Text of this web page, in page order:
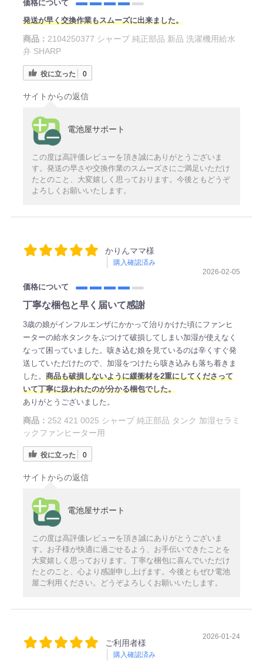
価格について
発送が早く交換作業もスムーズに出来ました。
商品： 2104250377 シャープ 純正部品 新品 洗濯機用給水
弁 SHARP
役に立った 0
サイトからの返信
電池屋サポート
この度は高評価レビューを頂き誠にありがとうございま
す。発送の早さや交換作業のスムーズさにご満足いただけ
たとのこと、大変嬉しく思っております。今後ともどうぞ
よろしくお願いいたします。
かりんママ様
購入確認済み
2026-02-05
価格について
丁寧な梱包と早く届いて感謝
3歳の娘がインフルエンザにかかって治りかけた頃にファンヒ
ーターの給水タンクをぶつけて破損してしまい加湿が使えなく
なって困っていました。咳き込む娘を見ているのは辛くすぐ発
送していただけたので、加湿をつけたら咳き込みも落ち着きま
した。 商品も破損しないように緩衝材を2重にしてくださって
いて丁寧に扱われたのが分かる梱包でした。
ありがとうございました。
商品： 252 421 0025 シャープ 純正部品 タンク 加湿セラミ
ックファンヒーター用
役に立った 0
サイトからの返信
電池屋サポート
この度は高評価レビューを頂き誠にありがとうございま
す。お子様が快適に過ごせるよう、お手伝いできたことを
大変嬉しく思っております。丁寧な梱包に喜んでいただけ
たとのこと、心より感謝申し上げます。今後ともぜひ電池
屋ご利用ください。どうぞよろしくお願いいたします。
ご利用者様
購入確認済み
2026-01-24